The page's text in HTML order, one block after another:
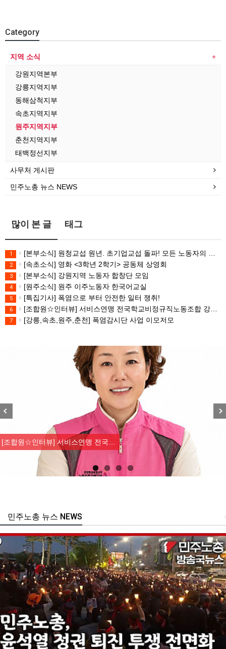
Category
지역 소식
강원지역본부
강릉지역지부
동해삼척지부
속초지역지부
원주지역지부
춘천지역지부
태백정선지부
사무처 게시판
민주노총 뉴스 NEWS
많이 본 글 태그
1 [본부소식] 원청교섭 원년. 초기업교섭 돌파! 모든 노동자의 노동기본권 쟁취! 민주노총 7.15 총파업대회
2 [속초소식] 영화 <3학년 2학기> 공동체 상영회
3 [본부소식] 강원지역 노동자 합창단 모임
4 [원주소식] 원주 이주노동자 한국어교실
5 [특집기사] 폭염으로 부터 안전한 일터 쟁취!
6 [조합원☆인터뷰] 서비스연맹 전국학교비정규직노동조합 강원지부 김유미 춘천지회장
7 [강릉,속초,원주,춘천] 폭염감시단 사업 이모저모
[조합원☆인터뷰] 서비스연맹 전국…
주노총 뉴스 NEWS